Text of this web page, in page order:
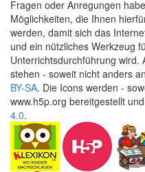
Fragen oder Anregungen
Möglichkeiten, die Ihnen
werden, damit sich das
und ein nützliches Werkzeug
Unterrichtsdurchführung wird.
stehen - soweit nicht anders
BY-SA. Die Icons werden -
www.h5p.org bereitgestellt
4.0.